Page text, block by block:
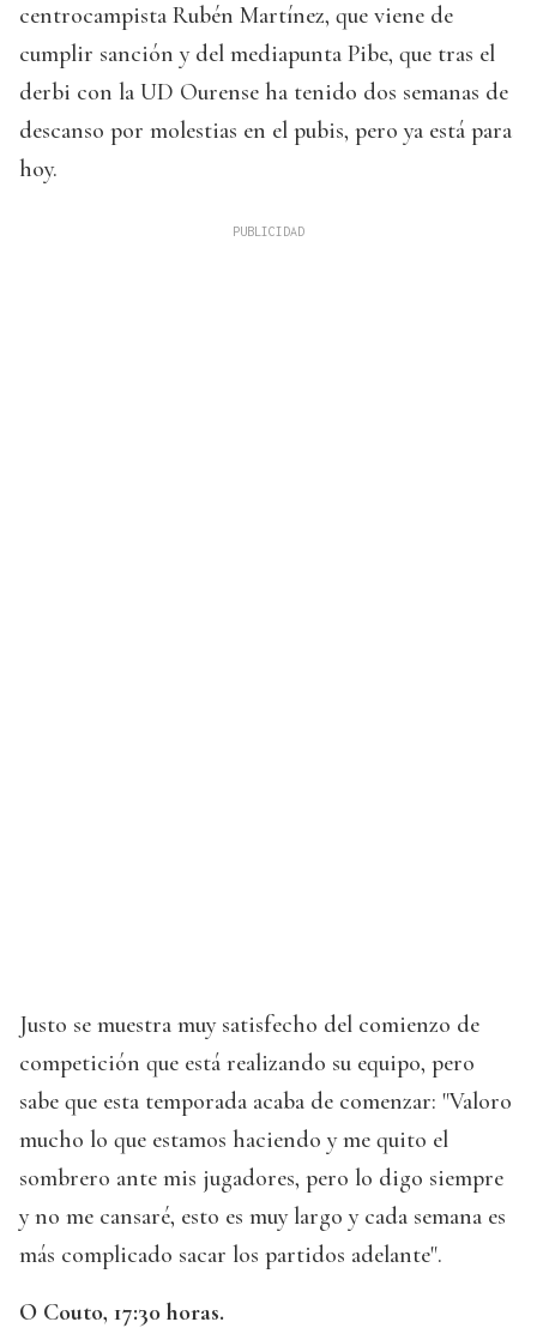
centrocampista Rubén Martínez, que viene de
cumplir sanción y del mediapunta Pibe, que tras el
derbi con la UD Ourense ha tenido dos semanas de
descanso por molestias en el pubis, pero ya está para
hoy.
Justo se muestra muy satisfecho del comienzo de
competición que está realizando su equipo, pero
sabe que esta temporada acaba de comenzar: "Valoro
mucho lo que estamos haciendo y me quito el
sombrero ante mis jugadores, pero lo digo siempre
y no me cansaré, esto es muy largo y cada semana es
más complicado sacar los partidos adelante".
O Couto, 17:30 horas.